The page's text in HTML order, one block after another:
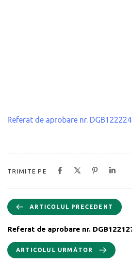
Referat de aprobare nr.
TRIMITE PE
ARTICOLUL PRECEDENT
Referat de aprobare nr.
ARTICOLUL URMĂTOR